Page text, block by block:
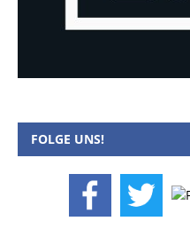
FOLGE UNS!